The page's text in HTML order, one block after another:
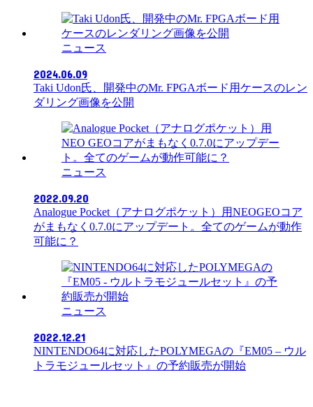
ニュース
2024.06.09
Taki Udon氏、開発中のMr. FPGAボード用ケースのレン
ダリング画像を公開
ニュース
2022.09.20
Analogue Pocket（アナログポケット）用NEOGEOコア
がまもなく0.7.0にアップデート。全てのゲームが動作
可能に？
ニュース
2022.12.21
NINTENDO64に対応したPOLYMEGAの『EM05 – ウル
トラモジュールセット』の予約販売が開始